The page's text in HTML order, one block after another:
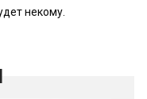
некому.